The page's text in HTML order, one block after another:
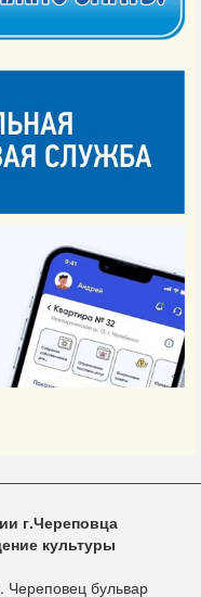
г.Череповца
культуры
Череповец бульвар